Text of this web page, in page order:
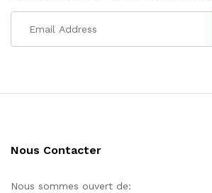
Nous Contacter
Nous sommes ouvert de: